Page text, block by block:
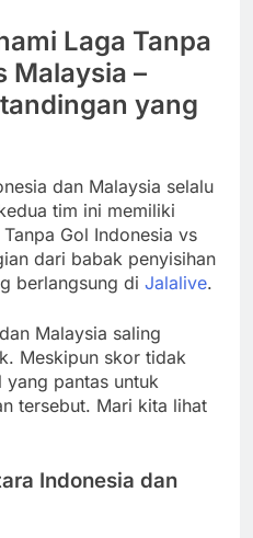
Laga Tanpa
Malaysia –
yang
dan Malaysia selalu
tim ini memiliki
Gol Indonesia vs
dari babak penyisihan
berlangsung di Jalalive.
Malaysia saling
Meskipun skor tidak
yang pantas untuk
tersebut. Mari kita lihat
Indonesia dan